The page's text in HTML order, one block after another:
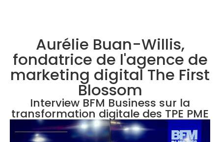
Aurélie Buan-Willis,
fondatrice de l'agence de
marketing digital The First
Blossom
Interview BFM Business sur la
transformation digitale des TPE PME